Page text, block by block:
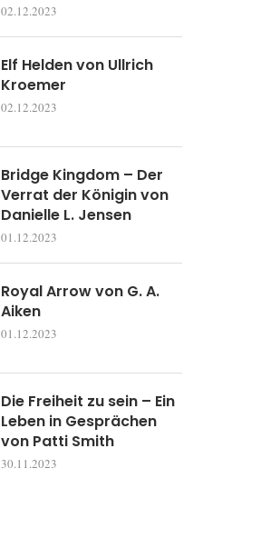
02.12.2023
Elf Helden von Ullrich
Kroemer
02.12.2023
Bridge Kingdom – Der
Verrat der Königin von
Danielle L. Jensen
01.12.2023
Royal Arrow von G. A.
Aiken
01.12.2023
Die Freiheit zu sein – Ein
Leben in Gesprächen
von Patti Smith
30.11.2023